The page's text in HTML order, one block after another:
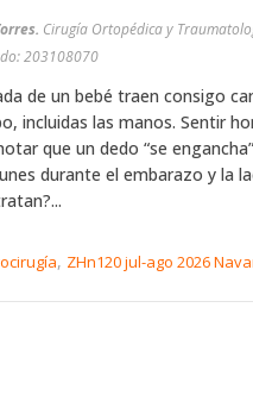
Cirugía Ortopédica y
203108070
de un bebé traen consigo
incluidas las manos. Sentir
que un dedo “se
durante el embarazo y la
, ZHn120 jul-ago 2026